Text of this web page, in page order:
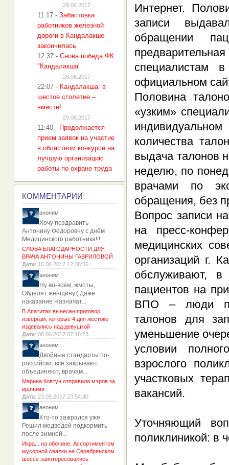
Интернет.
записи
обращении
специалистам
официальном
Половина
«узким»
количества
выдача талонов
неделю, по
врачами по
обращения, без
Вопрос записи
на пресс-
медицинских
организаций г.
обслуживают,
пациентов на
ВПО – люди
талонов для
уменьшение
условии
взрослого
участковых
вакансий.
Уточняющий
поликлиникой: в
29.06.2017
11:17 - Забастовка
работников железной
дороги в Кандалакше
закончилась
12:37 - Снова победа ФК
"Кандалакша"
28.06.2017
22:07 - Кандалакша: в
шестое столетие –
вместе!
29.06.2017
11:40 - Продолжается
прием заявок на участие
в областном конкурсе на
лучшую организацию
работы по охране труда
КОММЕНТАРИИ
аноним
Хочу поздравить
Антонину Федоровну с днём
Медицинского работника!!!...
СЛОВА БЛАГОДАРНОСТИ ДЛЯ
ВРАЧА АНТОНИНЫ ГАВРИЛОВОЙ
Дата: 16.06.2017 12:38:56
аноним
Ну во-всём, жмоты,
Обделят женщину.( Даже
наказание Назначат...
В Апатитах вынесен приговор
извергам, которые 4 дня жестоко
издевались над девушкой
Дата: 08.06.2017 07:18:23
аноним
Двойные стандарты по-
российски: всё закрывают,
объединяют; врачам...
Марина Ковтун отправила мэров за
врачами
Дата: 23.05.2017 23:54:40
аноним
Кто-то зажрался уже.
Решил медведей подкормить
после зимней...
Икра... на обочине. Ассортиментом
мусорной свалки на Серебрянском
шоссе заинтересовались